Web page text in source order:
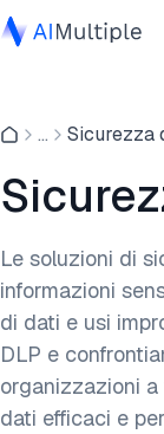
Sicurezza
Dati
Software
... Sicurezza
Le soluzioni di
informazioni
di dati e usi
DLP e
organizzazioni
dati efficaci e